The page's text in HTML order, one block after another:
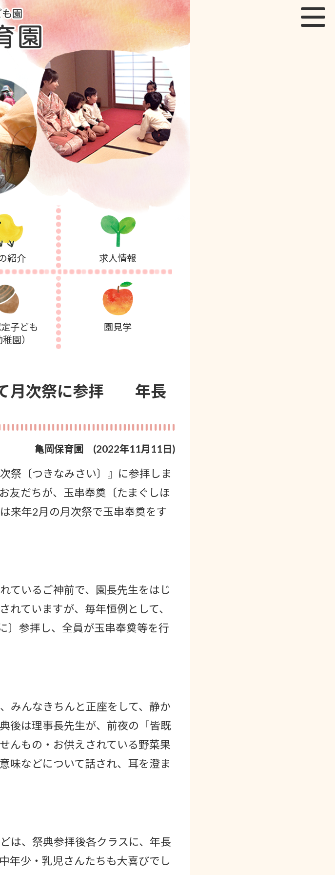
紹介 求人情報
子ども
稚園）
園見学
月次祭に参拝 年長
亀岡保育園 (2022年11月11日)
祭〔つきなみさい〕』に参拝しま
友だちが、玉串奉奠〔たまぐしほ
来年2月の月次祭で玉串奉奠をす
ているご神前で、園長先生をはじ
れていますが、毎年恒例として、
〕参拝し、全員が玉串奉奠等を行
みんなきちんと正座をして、静か
後は理事長先生が、前夜の「皆既
んもの・お供えされている野菜果
味などについて話され、耳を澄ま
は、祭典参拝後各クラスに、年長
年少・乳児さんたちも大喜びでし